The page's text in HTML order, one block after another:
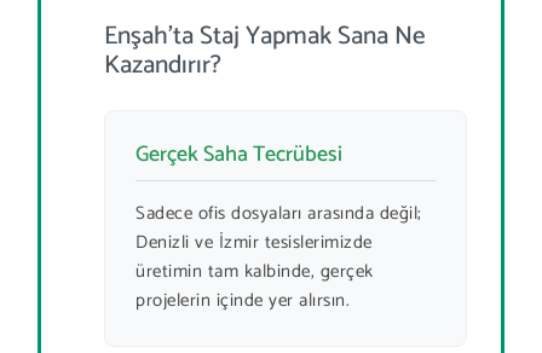
Enşah’ta Staj Yapmak Sana Ne
Kazandırır?
Gerçek Saha Tecrübesi
Sadece ofis dosyaları arasında değil;
Denizli ve İzmir tesislerimizde
üretimin tam kalbinde, gerçek
projelerin içinde yer alırsın.